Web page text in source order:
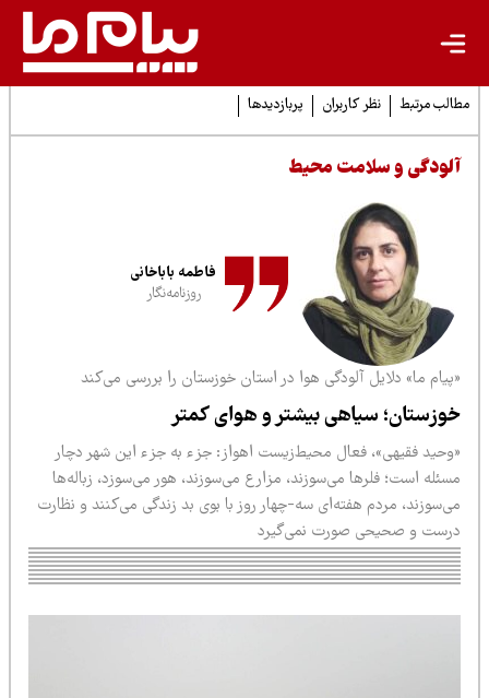
مرتبط نظر کاربران پربازدیدها
و سلامت محیط
فاطمه باباخانی
روزنامه‌نگار
ما» دلایل آلودگی هوا در استان خوزستان را بررسی می‌کند
سیاهی بیشتر و هوای کمتر
فقیهی»، فعال محیط‌زیست اهواز: جزء‌ به‌ جزء این شهر دچار
است؛ فلرها می‌‌سوزند،‌ مزارع می‌سوزند،‌ هور می‌سوزد، زباله‌ها
مردم هفته‌ای سه-چهار روز با بوی بد زندگی می‌کنند‌ و نظارت
و صحیحی صورت نمی‌گیرد